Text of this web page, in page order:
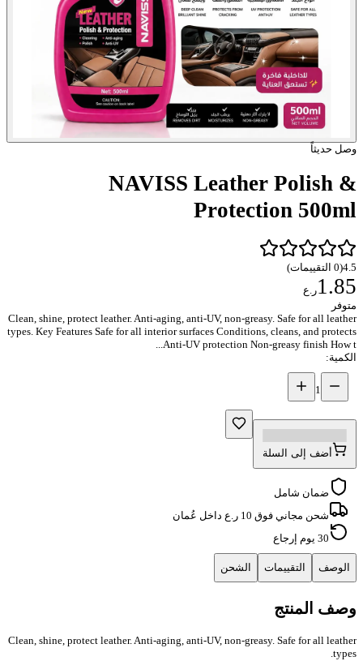
وصل حديثاً
NAVISS Leather Polish &
Protection 500ml
4.5
(
0 التقييمات)
1.85ر.ع
متوفر
Clean, shine, protect leather. Anti-aging, anti-UV, non-greasy. Safe for all leather
types. Key Features Safe for all interior surfaces Conditions, cleans, and protects
Anti-UV protection Non-greasy finish How t...
الكمية:
1
أضف إلى السلة
ضمان شامل
شحن مجاني فوق 10 ر.ع داخل عُمان
30 يوم إرجاع
الوصف التقييمات الشحن
وصف المنتج
Clean, shine, protect leather. Anti-aging, anti-UV, non-greasy. Safe for all leather
types.